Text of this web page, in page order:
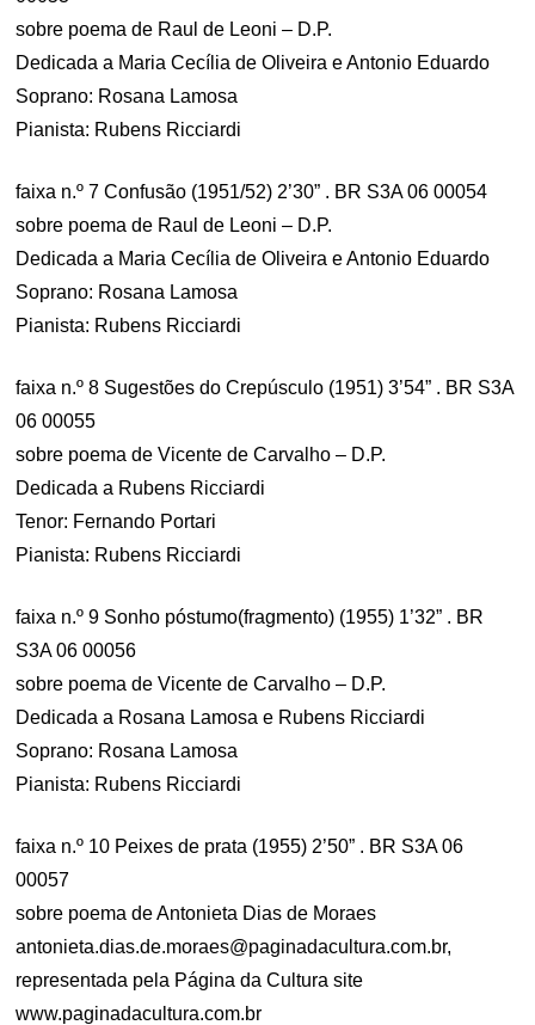
sobre poema de Raul de Leoni – D.P.
Dedicada a Maria Cecília de Oliveira e Antonio Eduardo
Soprano: Rosana Lamosa
Pianista: Rubens Ricciardi
faixa n.º 7 Confusão (1951/52) 2’30” . BR S3A 06 00054
sobre poema de Raul de Leoni – D.P.
Dedicada a Maria Cecília de Oliveira e Antonio Eduardo
Soprano: Rosana Lamosa
Pianista: Rubens Ricciardi
faixa n.º 8 Sugestões do Crepúsculo (1951) 3’54” . BR S3A
06 00055
sobre poema de Vicente de Carvalho – D.P.
Dedicada a Rubens Ricciardi
Tenor: Fernando Portari
Pianista: Rubens Ricciardi
faixa n.º 9 Sonho póstumo(fragmento) (1955) 1’32” . BR
S3A 06 00056
sobre poema de Vicente de Carvalho – D.P.
Dedicada a Rosana Lamosa e Rubens Ricciardi
Soprano: Rosana Lamosa
Pianista: Rubens Ricciardi
faixa n.º 10 Peixes de prata (1955) 2’50” . BR S3A 06
00057
sobre poema de Antonieta Dias de Moraes
antonieta.dias.de.moraes@paginadacultura.com.br,
representada pela Página da Cultura site
www.paginadacultura.com.br